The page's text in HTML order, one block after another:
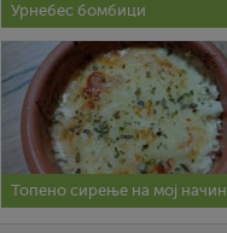
Урнебес бомбици
Топено сирење на мој начин